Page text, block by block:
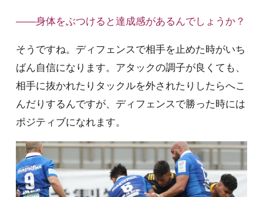
――身体をぶつけると達成感があるんでしょうか？
そうですね。ディフェンスで相手を止めた時がいち
ばん自信になります。アタックの調子が良くても、
相手に抜かれたりタックルを外されたりしたらへこ
んだりするんですが、ディフェンスで勝った時には
ポジティブになれます。